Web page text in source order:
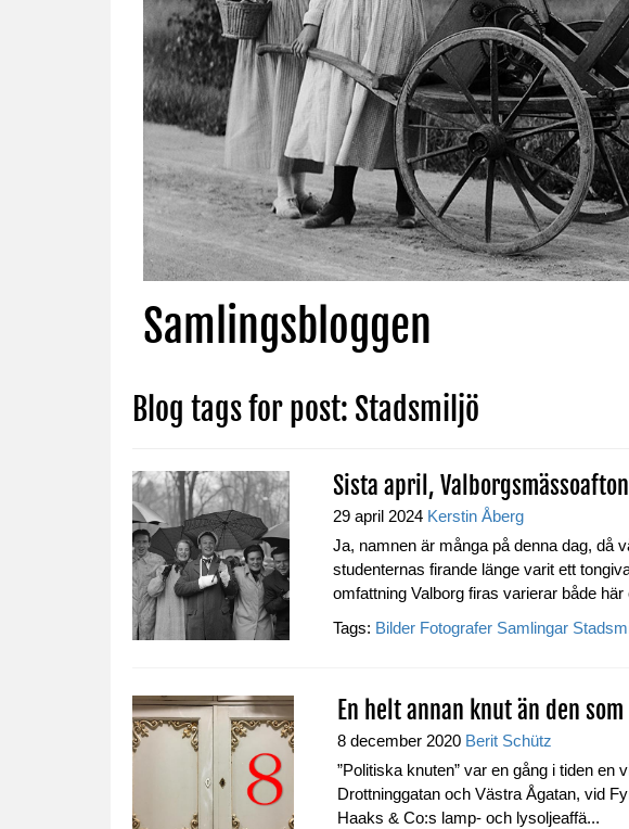
Samlingsbloggen
Blog tags for post: Stadsmiljö
Sista april,
29 april 2024 Kerstin Åberg
Ja, namnen är många på denna dag, då
studenternas firande länge varit ett
omfattning Valborg firas varierar både här
Tags: Bilder Fotografer Samlingar
En helt annan knut än den
8 december 2020 Berit Schütz
”Politiska knuten” var en gång i tiden en
Drottninggatan och Västra Ågatan, vid
Haaks & Co:s lamp- och lysoljeaffä...